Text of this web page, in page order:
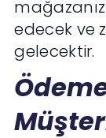
edecek ve
gelecektir.